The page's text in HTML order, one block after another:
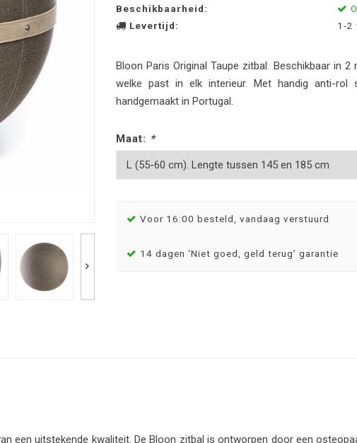
Beschikbaarheid:
Levertijd:
1-2
Bloon Paris Original Taupe zitbal. Beschikbaar in
welke past in elk interieur. Met handig anti-
handgemaakt in Portugal.
Maat: *
Voor 16:00 besteld, vandaag verstuurd
14 dagen ‘Niet goed, geld terug’ garantie
een uitstekende kwaliteit. De Bloon zitbal is ontworpen door een